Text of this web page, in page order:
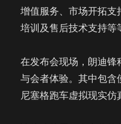
增值服务、市场开拓
培训及售后技术支持等
在发布会现场，朗迪
与会者体验。其中包含
尼塞格跑车虚拟现实仿